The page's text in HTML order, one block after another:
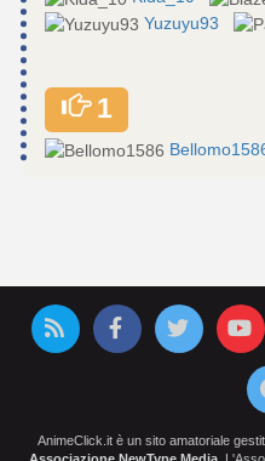
Yuzuyu93
1
AnimeClick.it è un sito amatoriale